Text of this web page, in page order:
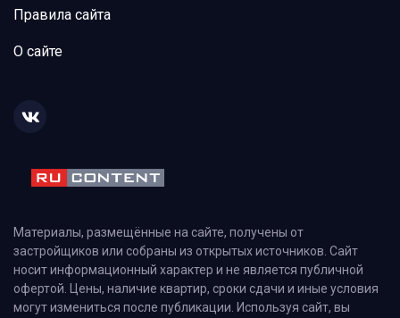
Правила сайта
О сайте
Материалы, размещённые на сайте, получены от
застройщиков или собраны из открытых источников. Сайт
носит информационный характер и не является публичной
офертой. Цены, наличие квартир, сроки сдачи и иные условия
могут измениться после публикации. Используя сайт, вы